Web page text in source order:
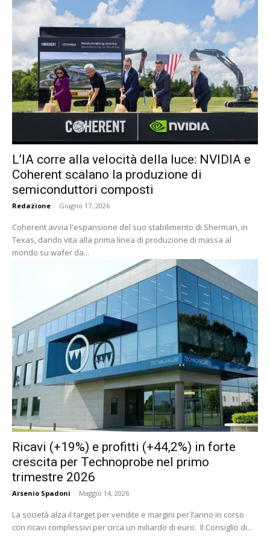
L’IA corre alla velocità della luce: NVIDIA e
Coherent scalano la produzione di
semiconduttori composti
Redazione - Giugno 17, 2026
Coherent avvia l'espansione del suo stabilimento di Sherman, in
Texas, dando vita alla prima linea di produzione di massa al
mondo su wafer da...
Ricavi (+19%) e profitti (+44,2%) in forte
crescita per Technoprobe nel primo
trimestre 2026
Arsenio Spadoni - Maggio 14, 2026
La società alza il target per vendite e margini per l’anno in corso
con ricavi complessivi per circa un miliardo di euro. Il Consiglio di...